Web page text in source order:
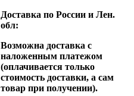
Доставка по России и Лен.
обл:
Возможна доставка с
наложенным платежом
(оплачивается только
стоимость доставки, а сам
товар при получении).